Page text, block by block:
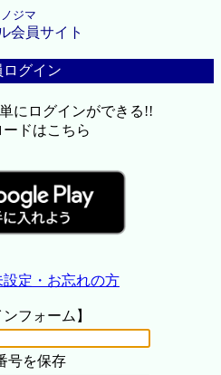
ノジマ
会員サイト
ログイン
にログインができる!!
ードはこちら
定・お忘れの方
ンフォーム】
号を保存